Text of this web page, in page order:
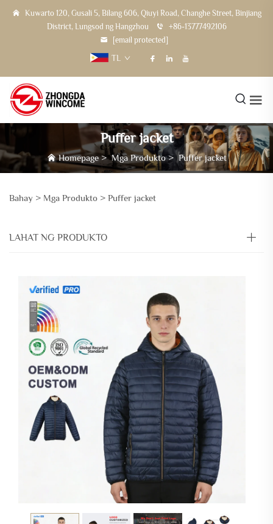
Kuwarto 120, Gusali 5, Bilang 606, Qiuyi Road, Changhe Street, Binjiang
District, Lungsod ng Hangzhou
+86-13777492106
[email protected]
TL
Puffer jacket
Homepage>Mga Produkto>Puffer jacket
Bahay > Mga Produkto > Puffer jacket
LAHAT NG PRODUKTO